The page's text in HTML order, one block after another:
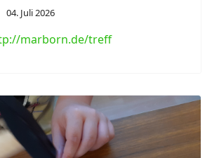
04. Juli 2026
marborn.de/treff